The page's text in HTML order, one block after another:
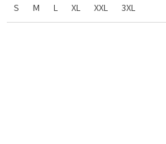
S M L XL XXL 3XL